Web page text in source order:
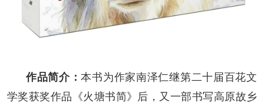
专题专栏
作品简介：本书为作家南泽仁继第二十届百花文
学奖获奖作品《火塘书简》后，又一部书写高原故乡